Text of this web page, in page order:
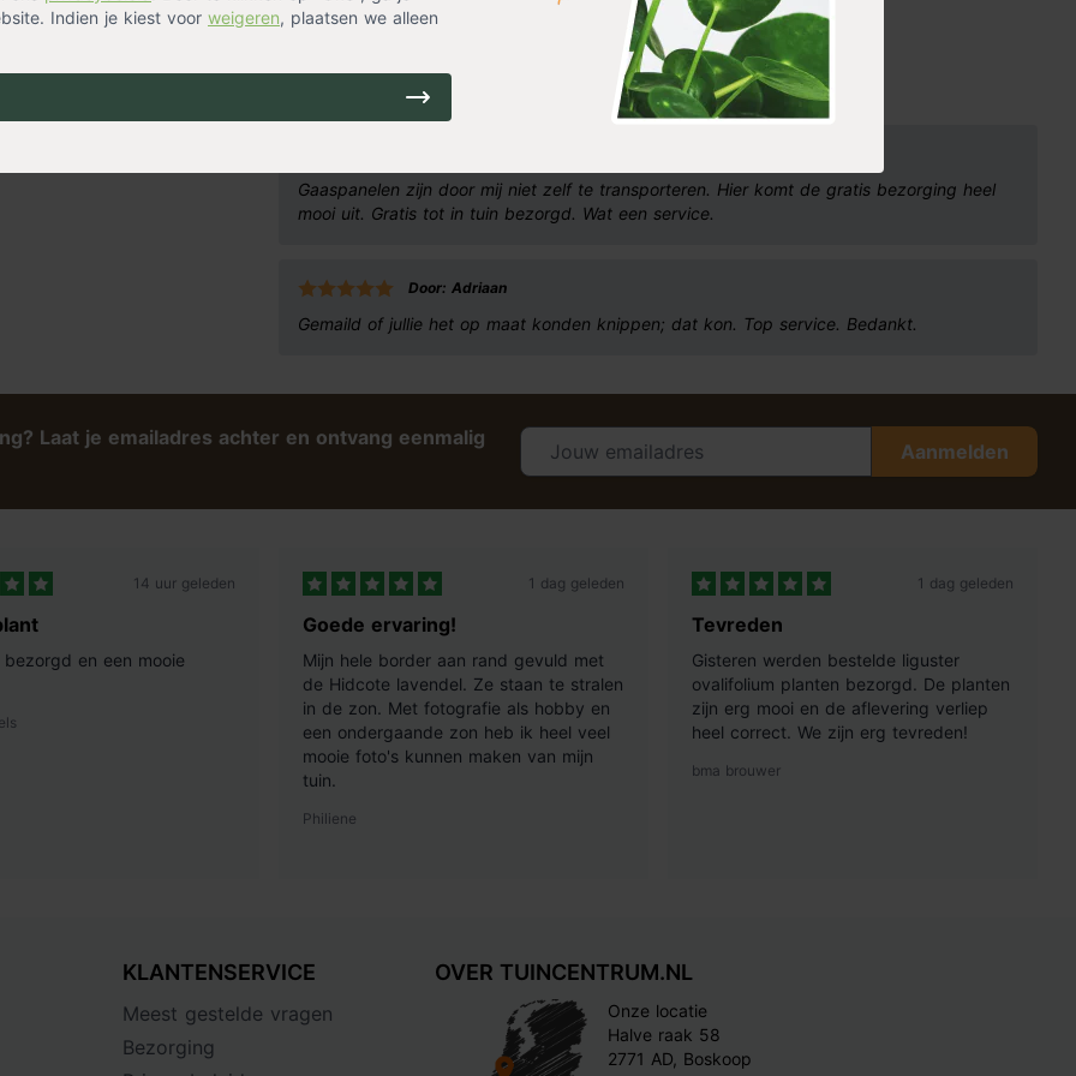
Indien je kiest voor weigeren, plaatsen we alleen
selectieklimplanten. Een
een mooie strakke
49,99
Klantervaringen
Gaaspanelen zijn door mij niet zelf te transporteren. Hier komt de gratis bezorging heel
mooi uit. Gratis tot in tuin bezorgd. Wat een service.
Door: Adriaan
Gemaild of jullie het op maat konden knippen; dat kon. Top service. Bedankt.
Laat je emailadres achter en ontvang eenmalig
Aanmelden
14 uur geleden
bezorgd en een mooie
1 dag geleden
Goede ervaring!
Mijn hele border aan rand gevuld met
de Hidcote lavendel. Ze staan te stralen
in de zon. Met fotografie als hobby en
een ondergaande zon heb ik heel veel
mooie foto's kunnen maken van mijn
tuin.
Philiene
1 dag geleden
Tevreden
Gisteren werden bestelde liguster
ovalifolium planten bezorgd. De planten
zijn erg mooi en de aflevering verliep
heel correct. We zijn erg tevreden!
bma brouwer
KLANTENSERVICE
Meest gestelde vragen
Bezorging
OVER TUINCENTRUM.NL
Onze locatie
Halve raak 58
2771 AD, Boskoop